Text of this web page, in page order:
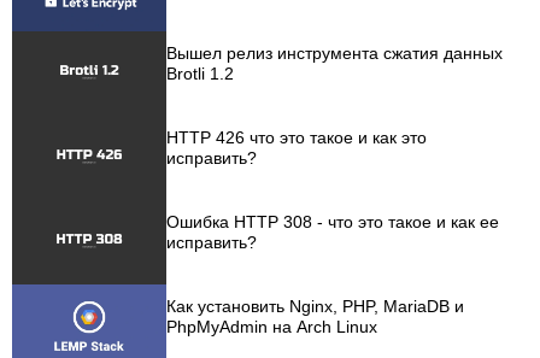
Вышел релиз инструмента сжатия данных
Brotli 1.2
HTTP 426 что это такое и как это
исправить?
Ошибка HTTP 308 - что это такое и как ее
исправить?
Как установить Nginx, PHP, MariaDB и
PhpMyAdmin на Arch Linux